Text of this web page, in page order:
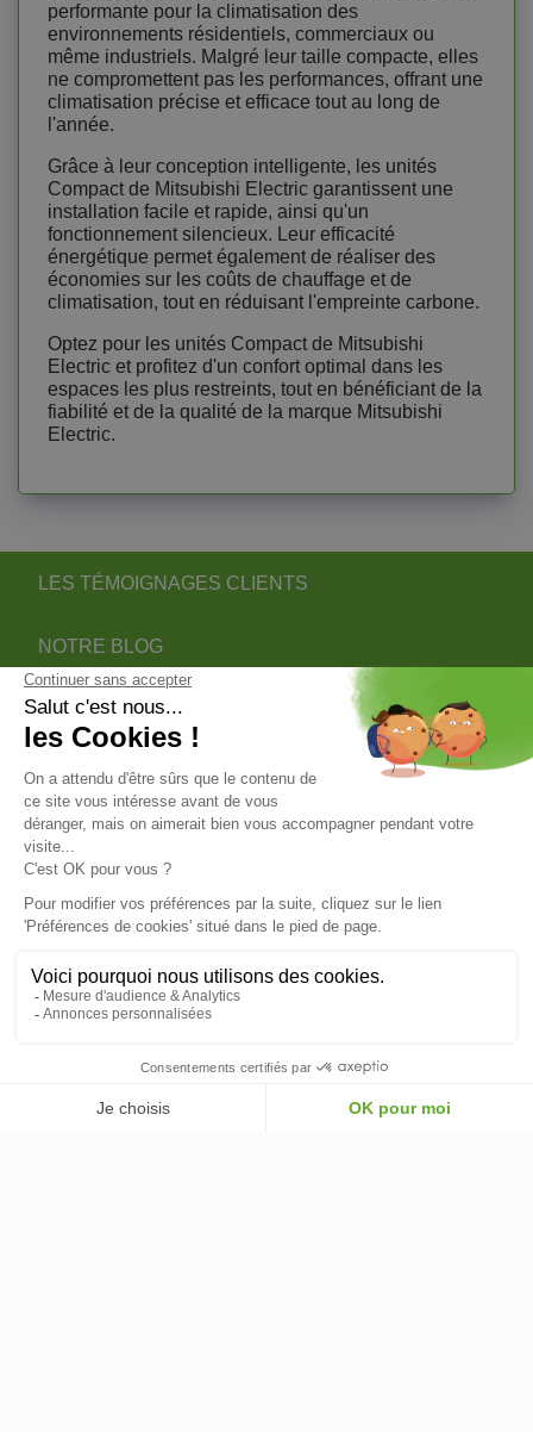
performante pour la climatisation des
environnements résidentiels, commerciaux ou
même industriels. Malgré leur taille compacte, elles
ne compromettent pas les performances, offrant une
climatisation précise et efficace tout au long de
l'année.
Grâce à leur conception intelligente, les unités
Compact de Mitsubishi Electric garantissent une
installation facile et rapide, ainsi qu'un
fonctionnement silencieux. Leur efficacité
énergétique permet également de réaliser des
économies sur les coûts de chauffage et de
climatisation, tout en réduisant l'empreinte carbone.
Optez pour les unités Compact de Mitsubishi
Electric et profitez d'un confort optimal dans les
espaces les plus restreints, tout en bénéficiant de la
fiabilité et de la qualité de la marque Mitsubishi
Electric.
LES TÉMOIGNAGES CLIENTS
NOTRE BLOG
DEVENIR PARTENAIRE INSTALLATEUR
NOTRE SERVICE APRÈS VENTE
NOS PARTENAIRES OFFICIELS
INFORMATIONS
VOTRE COMPTE
© 2026 - ClimOnline - Tous droits réservés